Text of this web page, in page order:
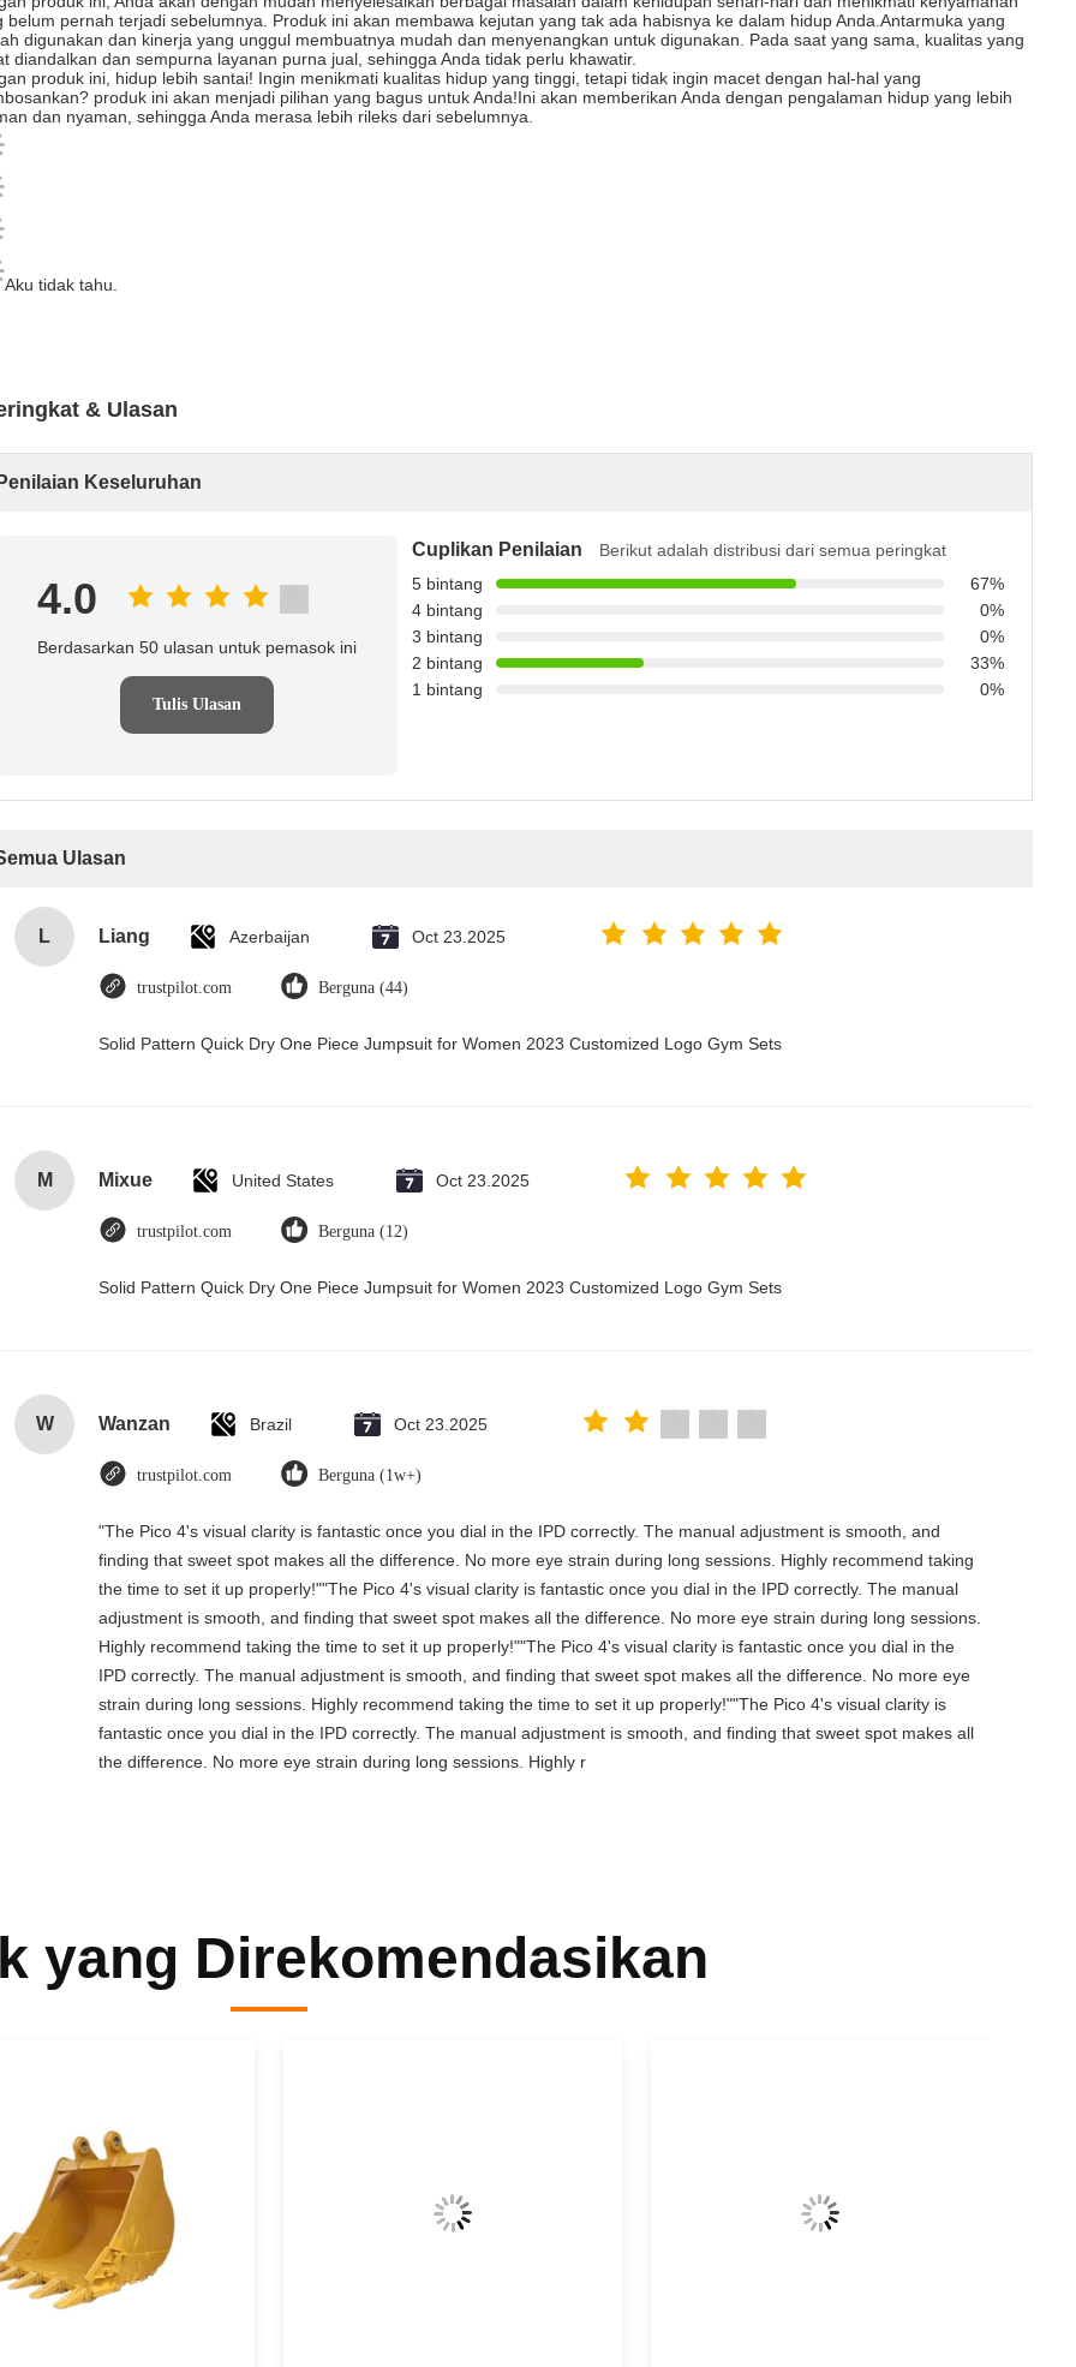
belum pernah terjadi sebelumnya. Produk ini akan membawa kejutan yang tak ada habisnya ke dalam hidup Anda.Antarmuka yang
digunakan dan kinerja yang unggul membuatnya mudah dan menyenangkan untuk digunakan. Pada saat yang sama, kualitas yang
diandalkan dan sempurna layanan purna jual, sehingga Anda tidak perlu khawatir.
produk ini, hidup lebih santai! Ingin menikmati kualitas hidup yang tinggi, tetapi tidak ingin macet dengan hal-hal yang
produk ini akan menjadi pilihan yang bagus untuk Anda!Ini akan memberikan Anda dengan pengalaman hidup yang lebih
dan nyaman, sehingga Anda merasa lebih rileks dari sebelumnya.
Aku tidak tahu.
& Ulasan
Keseluruhan
4.0
Berdasarkan 50 ulasan untuk pemasok ini
Tulis Ulasan
Cuplikan Penilaian
Berikut adalah distribusi dari semua peringkat
5 bintang
67%
4 bintang
0%
3 bintang
0%
2 bintang
33%
1 bintang
0%
Ulasan
L Liang Azerbaijan Oct 23.2025
trustpilot.com Berguna (44)
Solid Pattern Quick Dry One Piece Jumpsuit for Women 2023 Customized Logo Gym Sets
M Mixue United States Oct 23.2025
trustpilot.com Berguna (12)
Solid Pattern Quick Dry One Piece Jumpsuit for Women 2023 Customized Logo Gym Sets
W Wanzan Brazil Oct 23.2025
trustpilot.com Berguna (1w+)
"The Pico 4's visual clarity is fantastic once you dial in the IPD correctly. The manual adjustment is smooth, and
finding that sweet spot makes all the difference. No more eye strain during long sessions. Highly recommend taking
the time to set it up properly!""The Pico 4's visual clarity is fantastic once you dial in the IPD correctly. The manual
adjustment is smooth, and finding that sweet spot makes all the difference. No more eye strain during long sessions.
Highly recommend taking the time to set it up properly!""The Pico 4's visual clarity is fantastic once you dial in the
IPD correctly. The manual adjustment is smooth, and finding that sweet spot makes all the difference. No more eye
strain during long sessions. Highly recommend taking the time to set it up properly!""The Pico 4's visual clarity is
fantastic once you dial in the IPD correctly. The manual adjustment is smooth, and finding that sweet spot makes all
the difference. No more eye strain during long sessions. Highly r
yang Direkomendasikan